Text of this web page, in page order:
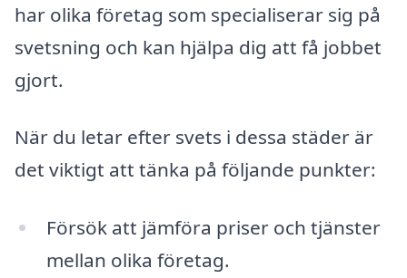
har olika företag som specialiserar sig på
svetsning och kan hjälpa dig att få jobbet
gjort.
När du letar efter svets i dessa städer är
det viktigt att tänka på följande punkter:
Försök att jämföra priser och tjänster
mellan olika företag.